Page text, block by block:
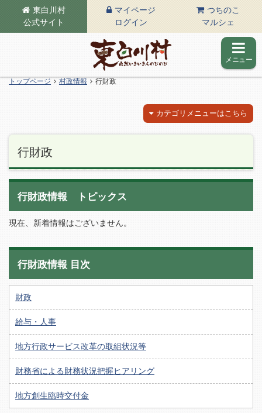
東白川村
公式サイト
マイページ
ログイン
つちのこ
マルシェ
東白川村の公式サイト
メニュー
トップページ 村政情報 行財政
カテゴリメニューはこちら
行財政
行財政情報 トピックス
現在、新着情報はございません。
行財政情報 目次
財政
給与・人事
地方行政サービス改革の取組状況等
財務省による財務状況把握ヒアリング
地方創生臨時交付金